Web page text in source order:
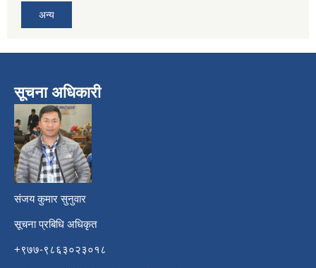
अन्य
सूचना अधिकारी
संजय कुमार सुनुवार
सूचना प्रबिधि अधिकृत
+९७७-९८६३०२३०१८